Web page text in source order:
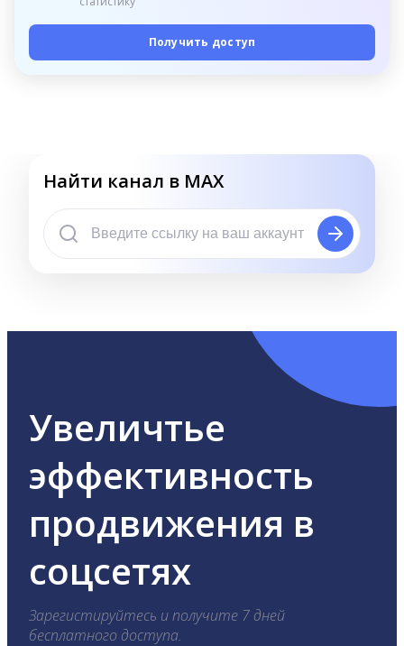
Получить доступ
Найти канал в MAX
Увеличтье
эффективность
продвижения в
соцсетях
Зарегистируйтесь и получите 7 дней
бесплатного доступа.